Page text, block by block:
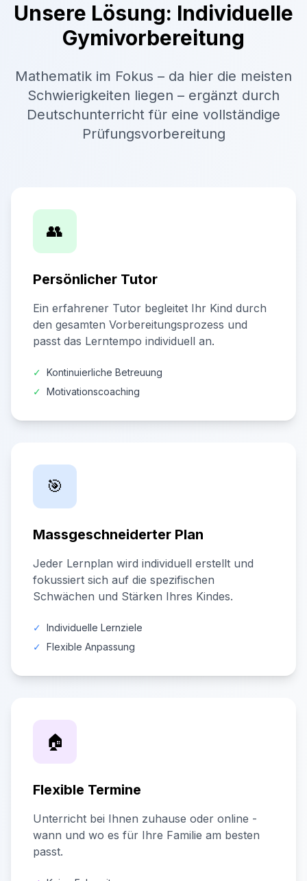
Unsere Lösung: Individuelle
Gymivorbereitung
Mathematik im Fokus – da hier die meisten
Schwierigkeiten liegen – ergänzt durch
Deutschunterricht für eine vollständige
Prüfungsvorbereitung
👥
Persönlicher Tutor
Ein erfahrener Tutor begleitet Ihr Kind durch
den gesamten Vorbereitungsprozess und
passt das Lerntempo individuell an.
✓ Kontinuierliche Betreuung
✓ Motivationscoaching
🎯
Massgeschneiderter Plan
Jeder Lernplan wird individuell erstellt und
fokussiert sich auf die spezifischen
Schwächen und Stärken Ihres Kindes.
✓ Individuelle Lernziele
✓ Flexible Anpassung
🏠
Flexible Termine
Unterricht bei Ihnen zuhause oder online -
wann und wo es für Ihre Familie am besten
passt.